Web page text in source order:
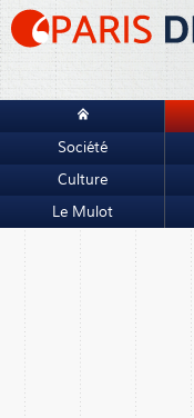
Société
Culture
Le Mulot